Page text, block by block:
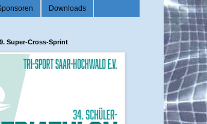
Downloads
Super-Cross-Sprint